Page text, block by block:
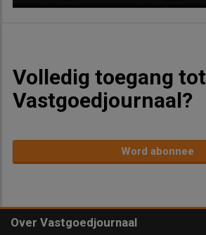
Volledig toegang tot
Vastgoedjournaal?
Word abonnee
Over Vastgoedjournaal